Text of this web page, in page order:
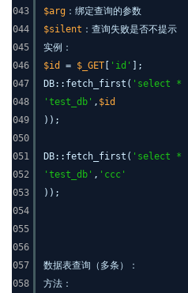
043
044
045
046
047
048
049
050
051
052
053
054
055
056
057
058
$arg ：绑定查询的参数
$silent ：查询失败是否不提示
实例：
$id
= $_GET 'id'
];
DB::fetch_first( 'select *
'test_db' , $id
));
DB::fetch_first( 'select *
'test_db' , 'ccc'
));
数据表查询（多条）：
方法：